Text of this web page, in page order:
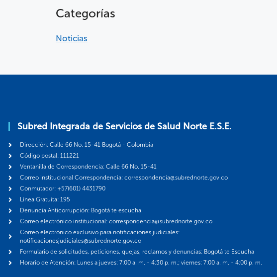
Categorías
Noticias
Subred Integrada de Servicios de Salud Norte E.S.E.
Dirección: Calle 66 No. 15-41 Bogotá - Colombia
Código postal: 111221
Ventanilla de Correspondencia: Calle 66 No. 15-41
Correo institucional Correspondencia: correspondencia@subrednorte.gov.co
Conmutador: +57(601) 4431790
Línea Gratuita: 195
Denuncia Anticorrupción: Bogotá te escucha
Correo electrónico institucional: correspondencia@subrednorte.gov.co
Correo electrónico exclusivo para notificaciones judiciales:
notificacionesjudiciales@subrednorte.gov.co
Formulario de solicitudes, peticiones, quejas, reclamos y denuncias: Bogotá te Escucha
Horario de Atención: Lunes a jueves: 7:00 a. m. - 4:30 p. m.; viernes: 7:00 a. m. - 4:00 p. m.